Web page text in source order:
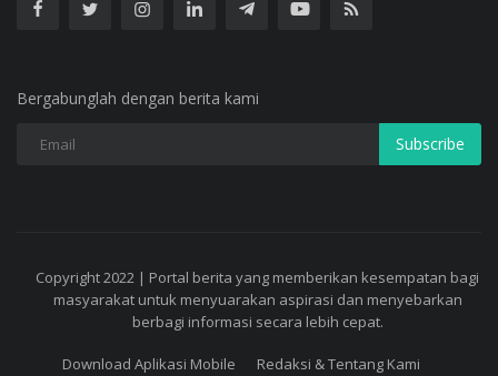
Bergabunglah dengan berita kami
Subscribe
Copyright 2022 | Portal berita yang memberikan kesempatan bagi
masyarakat untuk menyuarakan aspirasi dan menyebarkan
berbagi informasi secara lebih cepat.
Download Aplikasi Mobile Redaksi & Tentang Kami